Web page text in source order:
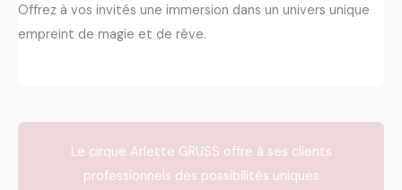
Offrez à vos invités une immersion dans un univers unique
empreint de magie et de rêve.
Le cirque Arlette GRUSS offre à ses clients
professionnels des possibilités uniques